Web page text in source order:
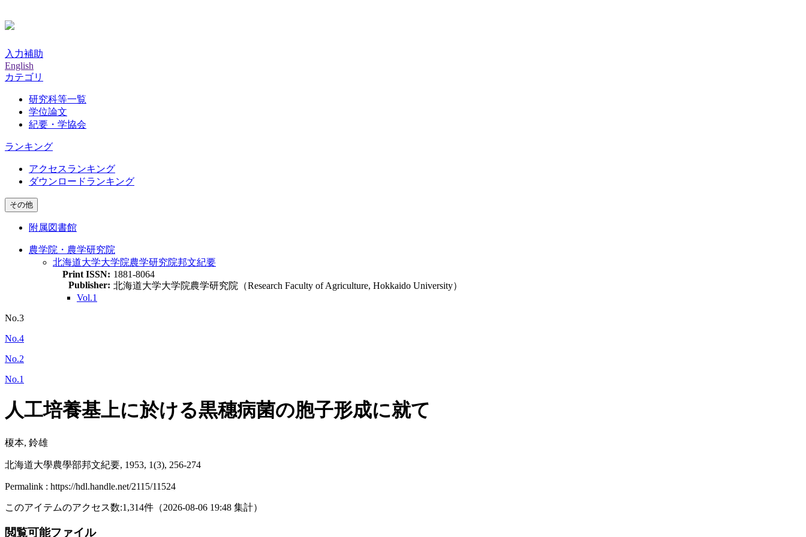
入力補助
English
カテゴリ
研究科等一覧
学位論文
紀要・学協会
ランキング
アクセスランキング
ダウンロードランキング
その他
附属図書館
農学院・農学研究院
北海道大学大学院農学研究院邦文紀要
Print ISSN: 1881-8064
Publisher: 北海道大学大学院農学研究院（Research Faculty of Agriculture, Hokkaido University）
Vol.1
No.3
No.4
No.2
No.1
人工培養基上に於ける黒穗病菌の胞子形成に就て
榎本, 鈴雄
北海道大學農學部邦文紀要, 1953, 1(3), 256-274
Permalink : https://hdl.handle.net/2115/11524
このアイテムのアクセス数:1,314件 （2026-08-06 19:48 集計）
閲覧可能ファイル